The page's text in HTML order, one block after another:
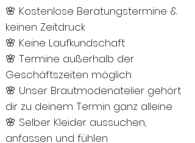
🌸 Kostenlose Beratungstermine &
keinen Zeitdruck
🌸 Keine Laufkundschaft
🌸 Termine außerhalb der
Geschäftszeiten möglich
🌸 Unser Brautmodenatelier gehört
dir zu deinem Termin ganz alleine
🌸 Selber Kleider aussuchen,
anfassen und fühlen